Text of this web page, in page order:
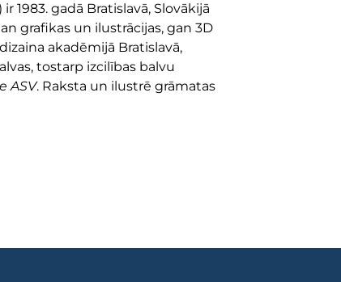
ir 1983. gadā Bratislavā, Slovākijā
grafikas un ilustrācijas, gan 3D
akadēmijā Bratislavā,
tostarp izcilības balvu
ASV. Raksta un ilustrē grāmatas